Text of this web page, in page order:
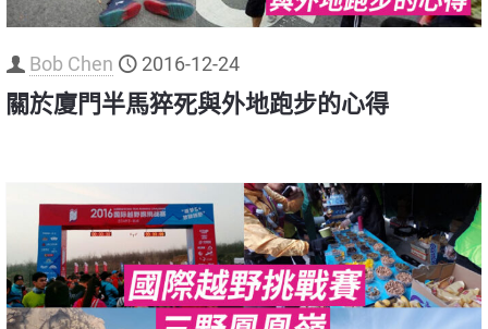
Bob Chen 2016-12-24
關於廈門半馬猝死與外地跑步的心得